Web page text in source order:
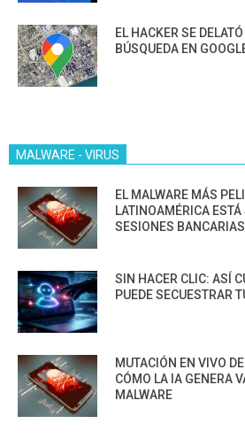
EL HACKER SE
BÚSQUEDA EN
MALWARE - VIRUS
EL MALWARE MÁS
LATINOAMÉRICA
SESIONES
SIN HACER CLIC: ASÍ
PUEDE SECUESTRAR
MUTACIÓN EN VIVO
CÓMO LA IA GENERA
MALWARE